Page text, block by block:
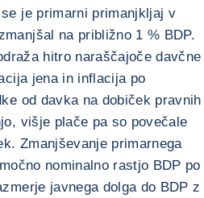
je primarni primanjkljaj v
na približno 1 % BDP.
hitro naraščajoče davčne
jena in inflacija po
od davka na dobiček pravnih
višje plače pa so povečale
Zmanjševanje primarnega
nominalno rastjo BDP po
javnega dolga do BDP z